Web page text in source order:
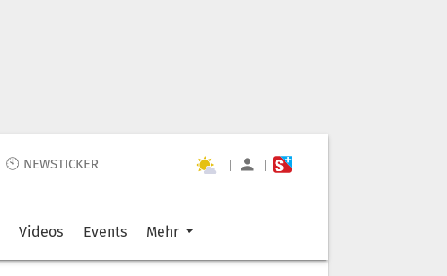
🕙 NEWSTICKER | |
Videos Events Mehr